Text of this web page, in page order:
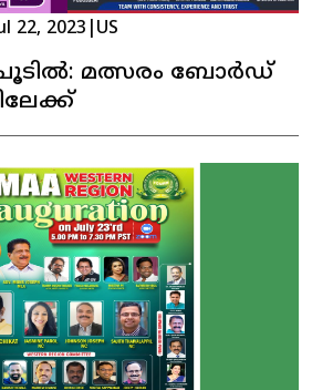
22, 2023 US
മത്സരം ബോർഡ്